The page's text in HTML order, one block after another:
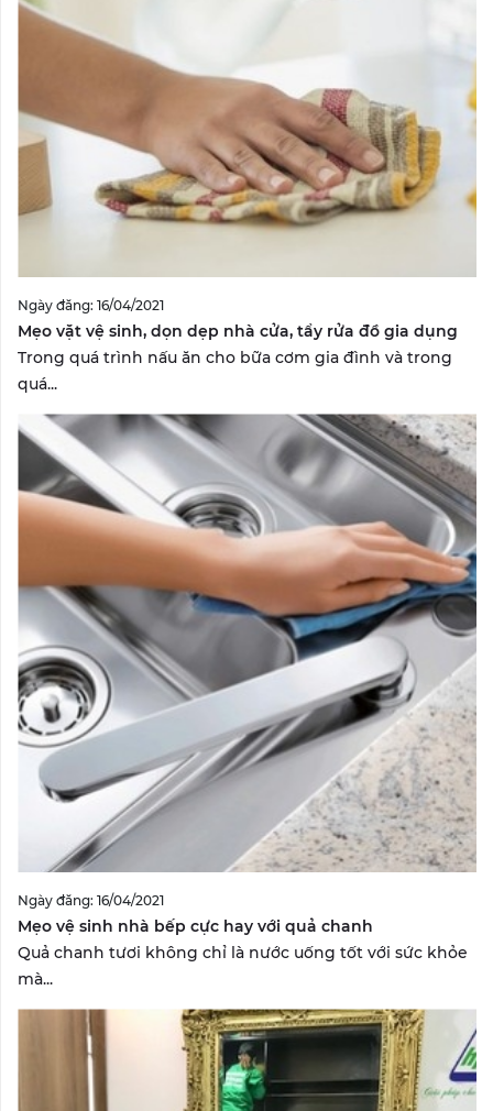
Ngày đăng: 16/04/2021
Mẹo vặt vệ sinh, dọn dẹp nhà cửa, tẩy rửa đồ gia dụng
Trong quá trình nấu ăn cho bữa cơm gia đình và trong
quá...
Ngày đăng: 16/04/2021
Mẹo vệ sinh nhà bếp cực hay với quả chanh
Quả chanh tươi không chỉ là nước uống tốt với sức khỏe
mà...